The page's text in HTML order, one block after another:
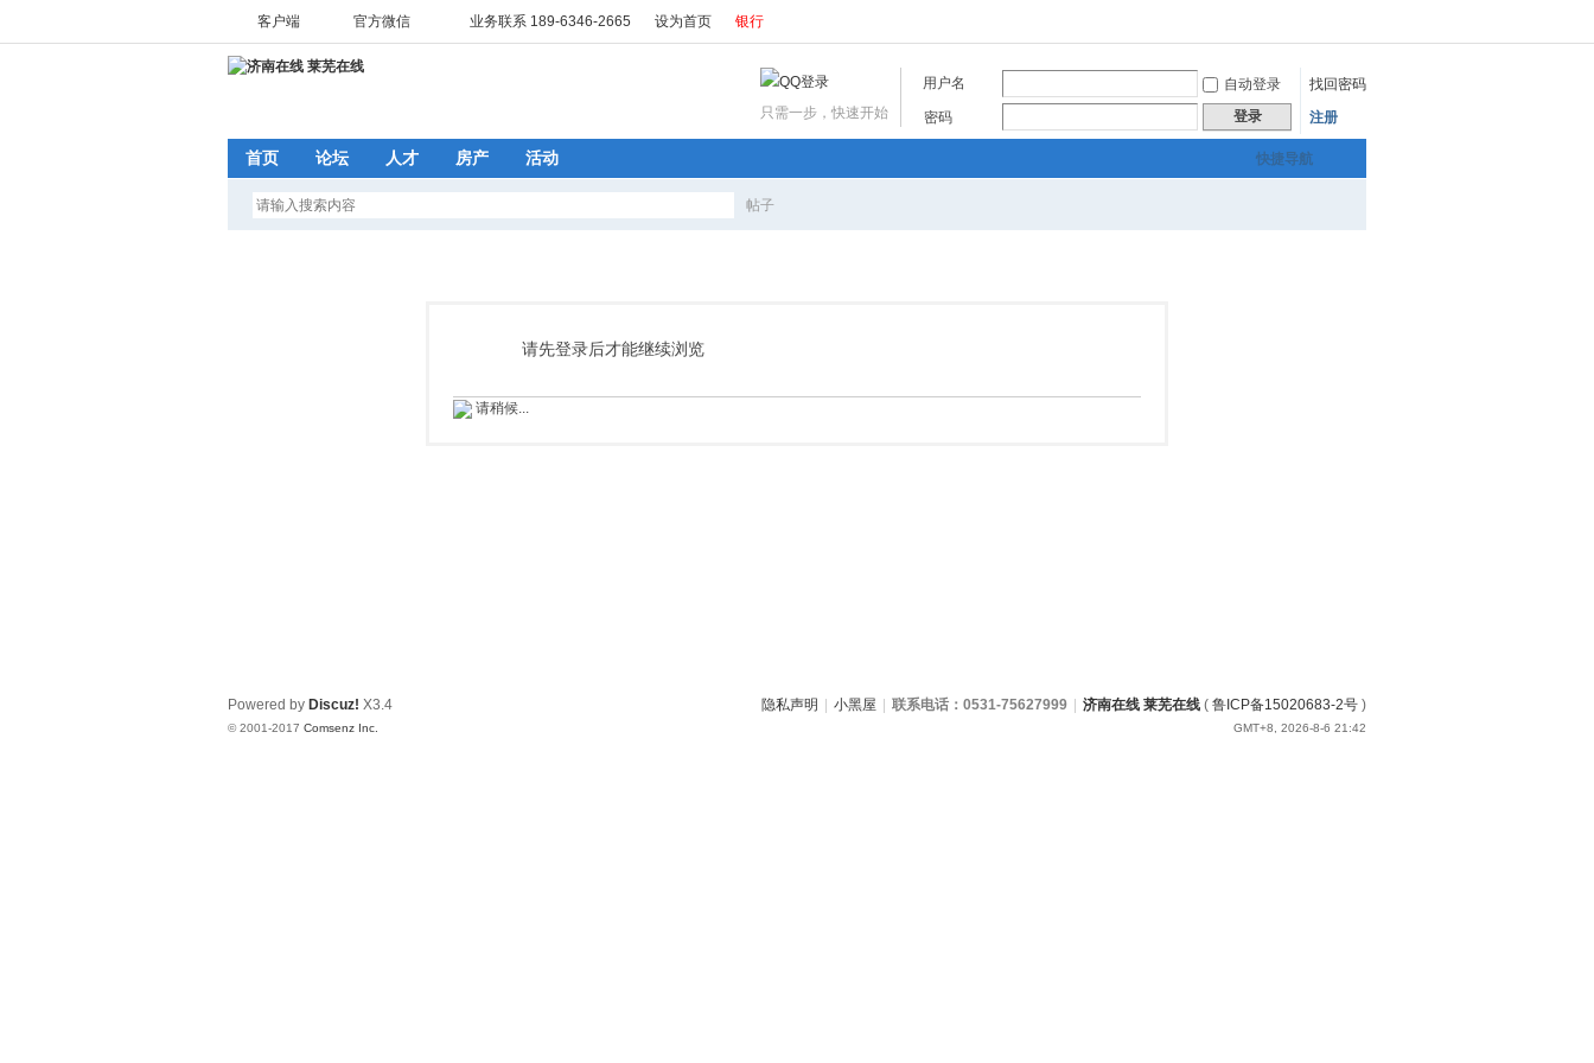
客户端 官方微信 业务联系 189-6346-2665 设为首页 银行
用户名 自动登录
找回密码
密码
登录 注册
只需一步，快速开始
快捷导航
首页 论坛 人才 房产 活动
帖子
请先登录后才能继续浏览
请稍候...
隐私声明 小黑屋 联系电话：0531-75627999 济南在线 莱芜在线 ( 鲁ICP备15020683-2号 )
GMT+8, 2026-8-6 21:42
Powered by Discuz! X3.4
© 2001-2017 Comsenz Inc.